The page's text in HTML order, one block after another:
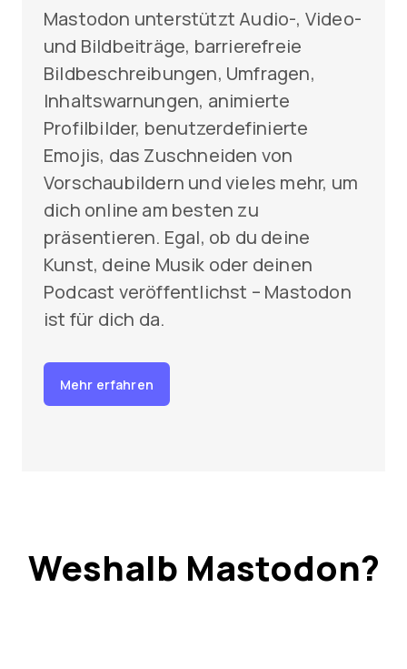
Mastodon unterstützt Audio-, Video-
und Bildbeiträge, barrierefreie
Bildbeschreibungen, Umfragen,
Inhaltswarnungen, animierte
Profilbilder, benutzerdefinierte
Emojis, das Zuschneiden von
Vorschaubildern und vieles mehr, um
dich online am besten zu
präsentieren. Egal, ob du deine
Kunst, deine Musik oder deinen
Podcast veröffentlichst – Mastodon
ist für dich da.
Mehr erfahren
Weshalb Mastodon?